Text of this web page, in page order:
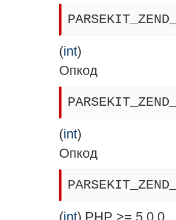
(int)
Опкод
(int)
Опкод
(int) PHP >= 5.0.0